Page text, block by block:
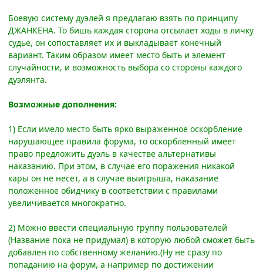
Боевую систему дуэлей я предлагаю взять по принципу
ДЖАНКЕНА. То бишь каждая сторона отсылает ходы в личку
судье, он сопоставляет их и выкладывает конечный
вариант. Таким образом имеет место быть и элемент
случайности, и возможность выбора со стороны каждого
дуэлянта.
Возможные дополнения:
1) Если имело место быть ярко выраженное оскорбление
нарушающее правила форума, то оскорбленный имеет
право предложить дуэль в качестве альтернативы
наказанию. При этом, в случае его поражения никакой
кары он не несет, а в случае выигрыша, наказание
положенное обидчику в соответствии с правилами
увеличивается многократно.
2) Можно ввести специальную группу пользователей
(Название пока не придумал) в которую любой сможет быть
добавлен по собственному желанию.(Ну не сразу по
попаданию на форум, а например по достижении